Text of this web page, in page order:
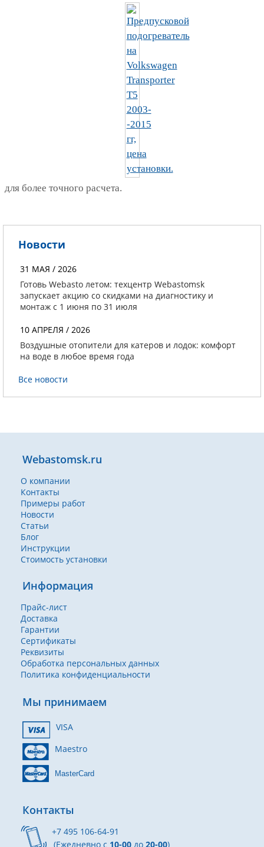
для более точного расчета.
Новости
31 МАЯ / 2026
Готовь Webasto летом: техцентр Webastomsk
запускает акцию со скидками на диагностику и
монтаж с 1 июня по 31 июля
10 АПРЕЛЯ / 2026
Воздушные отопители для катеров и лодок: комфорт
на воде в любое время года
Все новости
Webastomsk.ru
О компании
Контакты
Примеры работ
Новости
Статьи
Блог
Инструкции
Стоимость установки
Информация
Прайс-лист
Доставка
Гарантии
Сертификаты
Реквизиты
Обработка персональных данных
Политика конфиденциальности
Мы принимаем
VISA
Maestro
MasterCard
Контакты
+7 495 106-64-91
(Ежедневно с 10-00 до 20-00)